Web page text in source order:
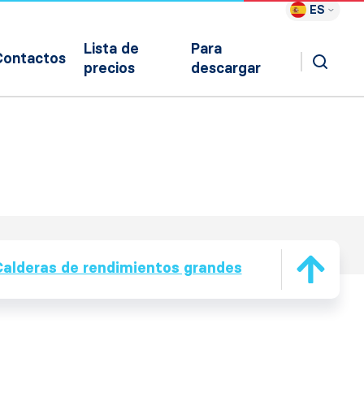
ES
Lista de
precios
Para
descargar
de rendimientos grandes